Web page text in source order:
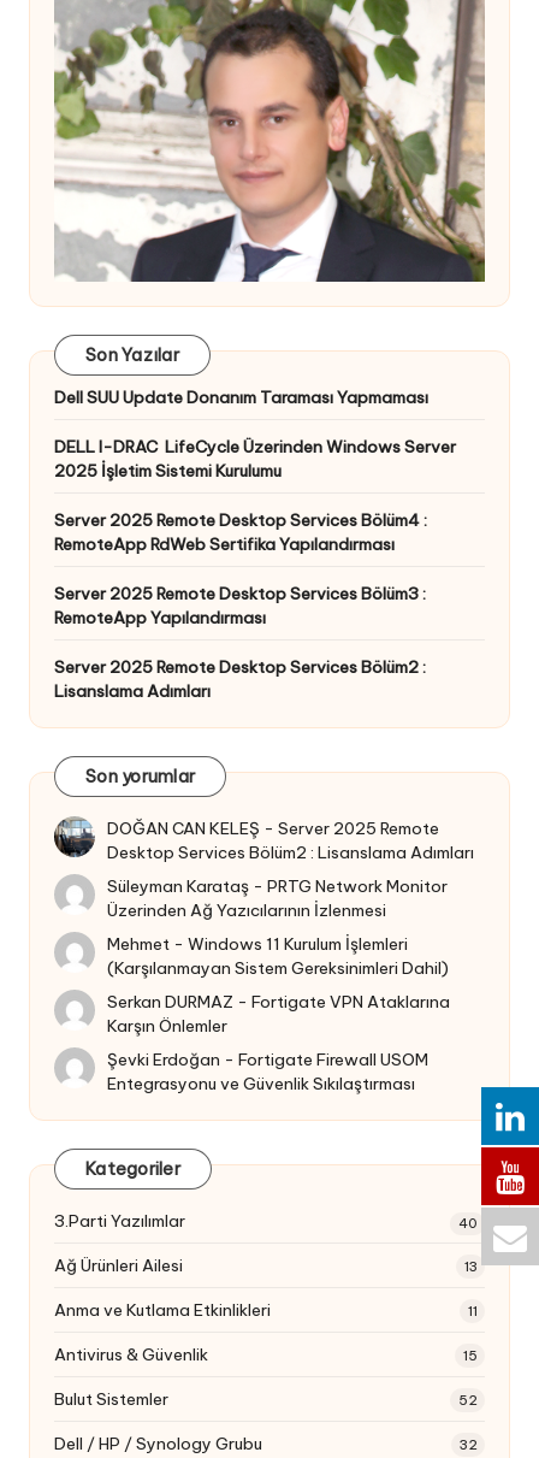
Son Yazılar
Dell SUU Update Donanım Taraması Yapmaması
DELL I-DRAC LifeCycle Üzerinden Windows Server
2025 İşletim Sistemi Kurulumu
Server 2025 Remote Desktop Services Bölüm4 :
RemoteApp RdWeb Sertifika Yapılandırması
Server 2025 Remote Desktop Services Bölüm3 :
RemoteApp Yapılandırması
Server 2025 Remote Desktop Services Bölüm2 :
Lisanslama Adımları
Son yorumlar
DOĞAN CAN KELEŞ -Server 2025 Remote
Desktop Services Bölüm2 : Lisanslama Adımları
Süleyman Karataş -PRTG Network Monitor
Üzerinden Ağ Yazıcılarının İzlenmesi
Mehmet -Windows 11 Kurulum İşlemleri
(Karşılanmayan Sistem Gereksinimleri Dahil)
Serkan DURMAZ -Fortigate VPN Ataklarına
Karşın Önlemler
Şevki Erdoğan -Fortigate Firewall USOM
Entegrasyonu ve Güvenlik Sıkılaştırması
Kategoriler
3.Parti Yazılımlar 40
Ağ Ürünleri Ailesi 13
Anma ve Kutlama Etkinlikleri 11
Antivirus & Güvenlik 15
Bulut Sistemler 52
Dell / HP / Synology Grubu 32